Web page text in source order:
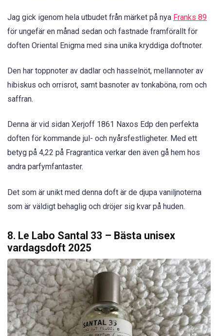
Jag gick igenom hela utbudet från märket på nya Franks 89
för ungefär en månad sedan och fastnade framförallt för
doften Oriental Enigma med sina unika kryddiga doftnoter.
Den har toppnoter av dadlar och hasselnöt, mellannoter av
hibiskus och orrisrot, samt basnoter av tonkaböna, rom och
saffran.
Denna är vid sidan Xerjoff 1861 Naxos Edp den perfekta
doften för kommande jul- och nyårsfestligheter. Med ett
betyg på 4,22 på Fragrantica verkar den även gå hem hos
andra parfymfantaster.
Det som är unikt med denna doft är de djupa vaniljnoterna
som är väldigt behaglig och dröjer sig kvar på huden.
8. Le Labo Santal 33 – Bästa unisex
vardagsdoft 2025